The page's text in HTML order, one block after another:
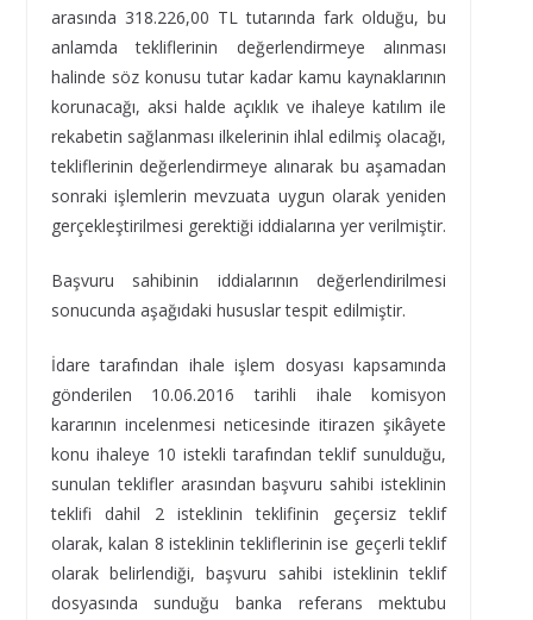
arasında 318.226,00 TL tutarında fark olduğu, bu
anlamda tekliflerinin değerlendirmeye alınması
halinde söz konusu tutar kadar kamu kaynaklarının
korunacağı, aksi halde açıklık ve ihaleye katılım ile
rekabetin sağlanması ilkelerinin ihlal edilmiş olacağı,
tekliflerinin değerlendirmeye alınarak bu aşamadan
sonraki işlemlerin mevzuata uygun olarak yeniden
gerçekleştirilmesi gerektiği iddialarına yer verilmiştir.
Başvuru sahibinin iddialarının değerlendirilmesi
sonucunda aşağıdaki hususlar tespit edilmiştir.
İdare tarafından ihale işlem dosyası kapsamında
gönderilen 10.06.2016 tarihli ihale komisyon
kararının incelenmesi neticesinde itirazen şikâyete
konu ihaleye 10 istekli tarafından teklif sunulduğu,
sunulan teklifler arasından başvuru sahibi isteklinin
teklifi dahil 2 isteklinin teklifinin geçersiz teklif
olarak, kalan 8 isteklinin tekliflerinin ise geçerli teklif
olarak belirlendiği, başvuru sahibi isteklinin teklif
dosyasında sunduğu banka referans mektubu